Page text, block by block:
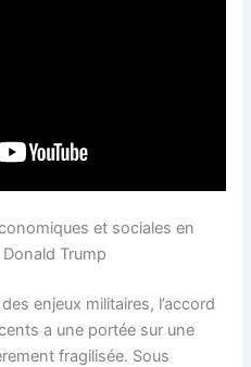
et sociales en
Trump
enjeux militaires, l’accord
a une portée sur une
fragilisée. Sous